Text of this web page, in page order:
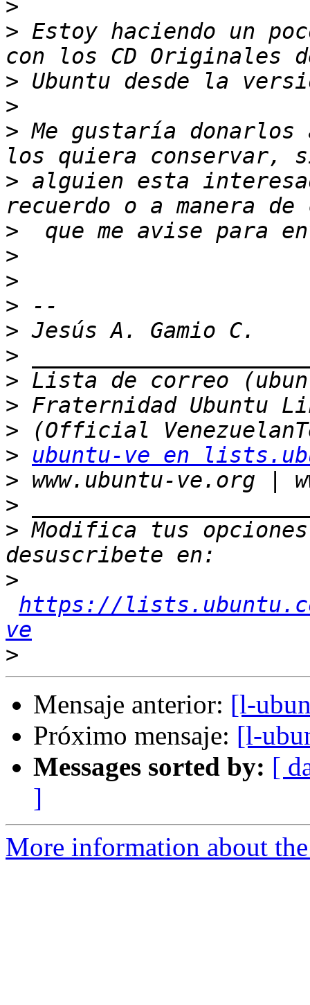
>
> Estoy haciendo un
>
>
> Me gustaría
> alguien esta
>
>
>
>
>
>
>
>
>
>
ubuntu-ve en
>
>
> Modifica tus
>
https://
ve
>
Mensaje anterior: [l-
Próximo mensaje: [l-
Messages sorted by: [
]
More information about